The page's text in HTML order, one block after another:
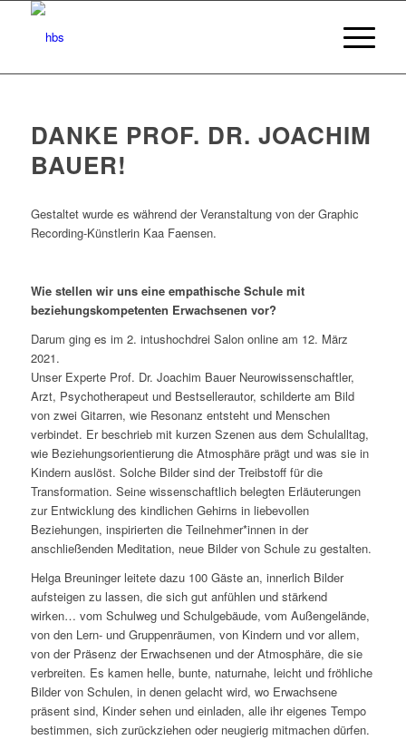
DANKE PROF. DR. JOACHIM
BAUER!
Gestaltet wurde es während der Veranstaltung von der Graphic
Recording-Künstlerin Kaa Faensen.
Wie stellen wir uns eine empathische Schule mit
beziehungskompetenten Erwachsenen vor?
Darum ging es im 2. intushochdrei Salon online am 12. März
2021.
Unser Experte Prof. Dr. Joachim Bauer Neurowissenschaftler,
Arzt, Psychotherapeut und Bestsellerautor, schilderte am Bild
von zwei Gitarren, wie Resonanz entsteht und Menschen
verbindet. Er beschrieb mit kurzen Szenen aus dem Schulalltag,
wie Beziehungsorientierung die Atmosphäre prägt und was sie in
Kindern auslöst. Solche Bilder sind der Treibstoff für die
Transformation. Seine wissenschaftlich belegten Erläuterungen
zur Entwicklung des kindlichen Gehirns in liebevollen
Beziehungen, inspirierten die Teilnehmer*innen in der
anschließenden Meditation, neue Bilder von Schule zu gestalten.
Helga Breuninger leitete dazu 100 Gäste an, innerlich Bilder
aufsteigen zu lassen, die sich gut anfühlen und stärkend
wirken… vom Schulweg und Schulgebäude, vom Außengelände,
von den Lern- und Gruppenräumen, von Kindern und vor allem,
von der Präsenz der Erwachsenen und der Atmosphäre, die sie
verbreiten. Es kamen helle, bunte, naturnahe, leicht und fröhliche
Bilder von Schulen, in denen gelacht wird, wo Erwachsene
präsent sind, Kinder sehen und einladen, alle ihr eigenes Tempo
bestimmen, sich zurückziehen oder neugierig mitmachen dürfen.